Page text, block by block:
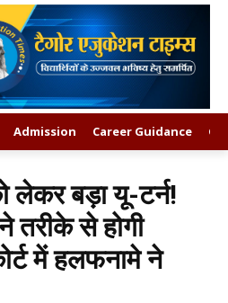
Admission Career Guidance GK
लेकर बड़ा यू-टर्न!
तरीके से होगी
में हलफनामे ने